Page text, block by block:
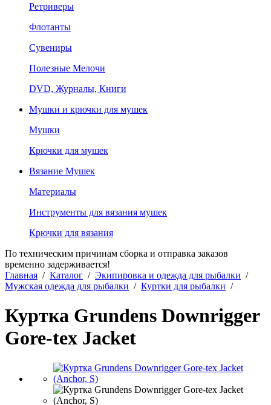
Ретриверы
Флотанты
Сувениры
Полезные Мелочи
DVD, Журналы, Книги
Мушки и крючки для мушек
Мушки
Крючки для мушек
Вязание Мушек
Материалы
Инструменты для вязания мушек
Крючки для вязания
По техническим причинам сборка и отправка заказов
временно задерживается!
Главная / Каталог / Экипировка и одежда для рыбалки /
Мужская одежда для рыбалки / Куртки для рыбалки /
Куртка Grundens Downrigger
Gore-tex Jacket